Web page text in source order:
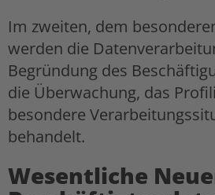
Im zweiten, dem
werden die
Begründung des
die Überwachung, das
besondere
behandelt.
Wesentliche